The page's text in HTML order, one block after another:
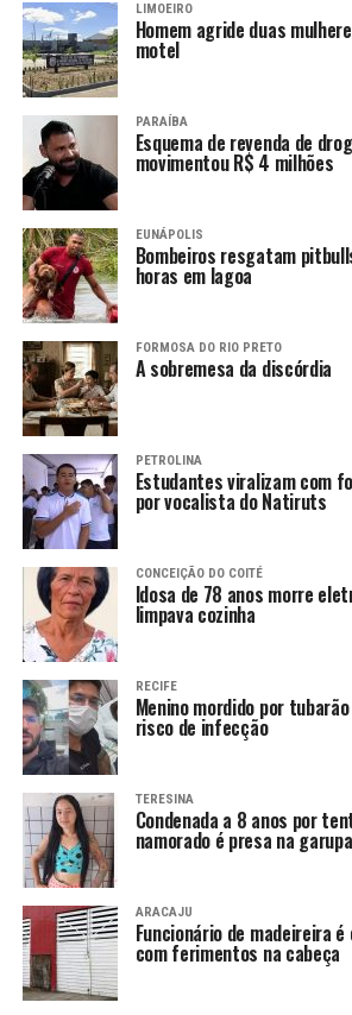
LIMOEIRO
Homem agride duas
motel
PARAÍBA
Esquema de revenda de
movimentou R$ 4 milhões
EUNÁPOLIS
Bombeiros resgatam
horas em lagoa
FORMOSA DO RIO PRETO
A sobremesa da discórdia
PETROLINA
Estudantes viralizam com
por vocalista do Natiruts
CONCEIÇÃO DO COITÉ
Idosa de 78 anos morre
limpava cozinha
RECIFE
Menino mordido por
risco de infecção
TERESINA
Condenada a 8 anos por
namorado é presa na
ARACAJU
Funcionário de madeireira
com ferimentos na cabeça